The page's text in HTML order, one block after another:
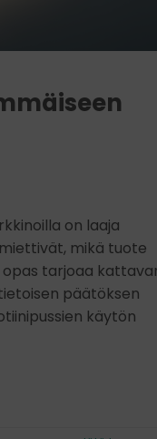
on laaja
mikä tuote
opas tarjoaa
päätöksen
käytön